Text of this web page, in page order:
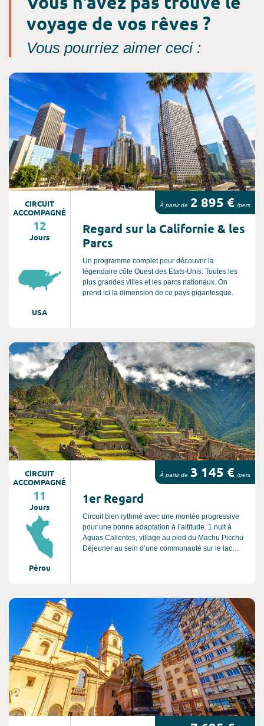
voyage de vos rêves ?
Vous pourriez aimer ceci :
CIRCUIT
ACCOMPAGNÉ
12
Jours
USA
À partir de 2 895 € /pers
Regard sur la Californie & les
Parcs
Un programme complet pour découvrir la
légendaire côte Ouest des Etats-Unis. Toutes les
plus grandes villes et les parcs nationaux. On
prend ici la dimension de ce pays gigantesque.
Consultez l'offre de voyage
CIRCUIT
ACCOMPAGNÉ
11
Jours
Pérou
À partir de 3 145 € /pers
1er Regard
Circuit bien rythmé avec une montée progressive
pour une bonne adaptation à l’altitude. 1 nuit à
Aguas Calientes, village au pied du Machu Picchu
Déjeuner au sein d’une communauté sur le lac
Consultez l'offre de voyage
Consultez l'offre de voyage